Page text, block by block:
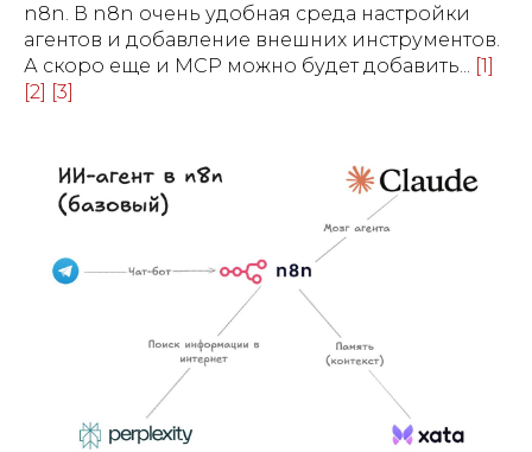
n8n. В n8n очень удобная среда настройки
агентов и добавление внешних инструментов.
А скоро еще и MCP можно будет добавить...
[1]
[2] [3]